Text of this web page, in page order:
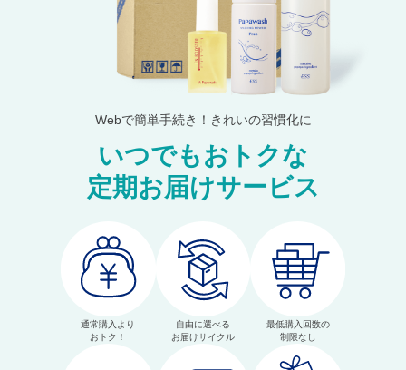
Webで簡単手続き！きれいの習慣化に
いつでもおトクな
定期お届けサービス
通常購入より
おトク！
自由に選べる
お届けサイクル
最低購入回数の
制限なし